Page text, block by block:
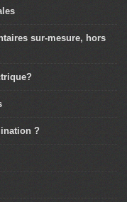
sur-mesure, hors
?